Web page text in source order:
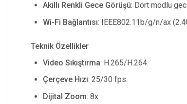
Akıllı Renkli Gece Görüşü: Dört modlu
Wi-Fi Bağlantısı: IEEE802.11b/g/n/ax
Teknik Özellikler
Video Sıkıştırma: H.265/H.264.
Çerçeve Hızı: 25/30 fps.
Dijital Zoom: 8x.